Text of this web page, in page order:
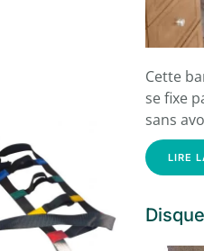
Cette
se fixe
sans
LIRE